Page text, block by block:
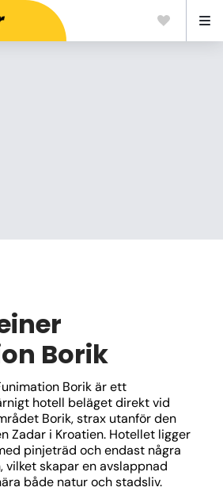
Borik
Borik är ett
hotell beläget direkt vid
Borik, strax utanför den
Zadar i Kroatien. Hotellet ligger
pinjeträd och endast några
vilket skapar en avslappnad
både natur och stadsliv.